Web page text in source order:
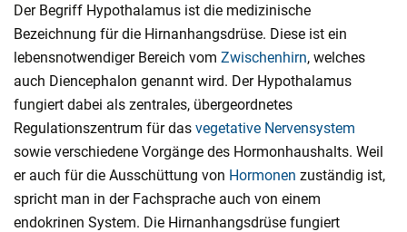
Der Begriff Hypothalamus ist die medizinische
Bezeichnung für die Hirnanhangsdrüse. Diese ist ein
lebensnotwendiger Bereich vom Zwischenhirn, welches
auch Diencephalon genannt wird. Der Hypothalamus
fungiert dabei als zentrales, übergeordnetes
Regulationszentrum für das vegetative Nervensystem
sowie verschiedene Vorgänge des Hormonhaushalts. Weil
er auch für die Ausschüttung von Hormonen zuständig ist,
spricht man in der Fachsprache auch von einem
endokrinen System. Die Hirnanhangsdrüse fungiert